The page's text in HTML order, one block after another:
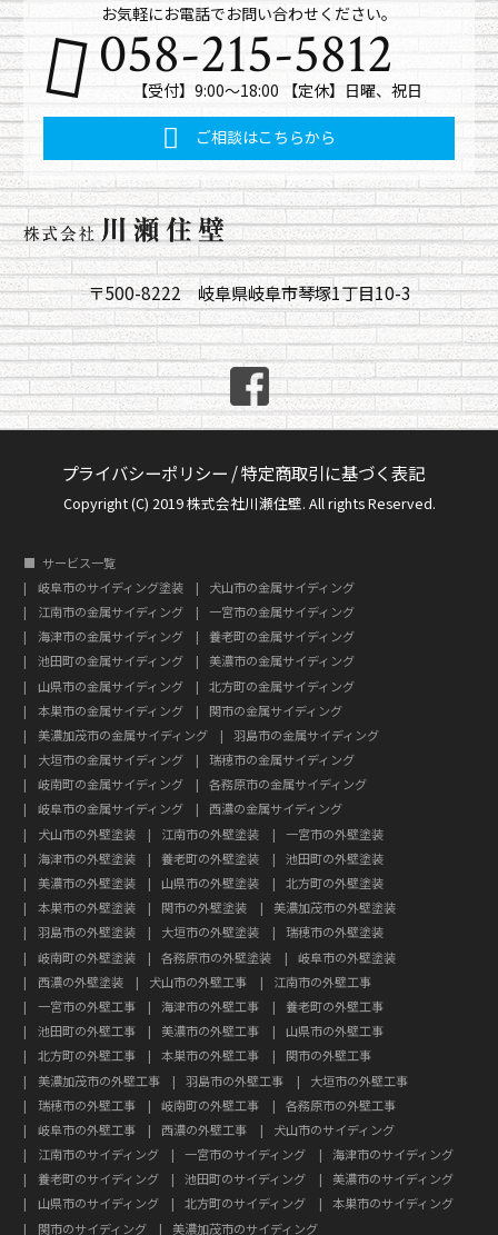
〒500-8222 岐阜県岐阜市琴塚1丁目10-3
お気軽にお電話でお問い合わせください。
058-215-5812
【受付】9:00～18:00 【定休】日曜、祝日
ご相談はこちらから
プライバシーポリシー /特定商取引に基づく表記
Copyright (C) 2019 株式会社川瀬住壁. All rights Reserved.
サービス一覧
岐阜市のサイディング塗装
犬山市の金属サイディング
江南市の金属サイディング
一宮市の金属サイディング
海津市の金属サイディング
養老町の金属サイディング
池田町の金属サイディング
美濃市の金属サイディング
山県市の金属サイディング
北方町の金属サイディング
本巣市の金属サイディング
関市の金属サイディング
美濃加茂市の金属サイディング
羽島市の金属サイディング
大垣市の金属サイディング
瑞穂市の金属サイディング
岐南町の金属サイディング
各務原市の金属サイディング
岐阜市の金属サイディング
西濃の金属サイディング
犬山市の外壁塗装
江南市の外壁塗装
一宮市の外壁塗装
海津市の外壁塗装
養老町の外壁塗装
池田町の外壁塗装
美濃市の外壁塗装
山県市の外壁塗装
北方町の外壁塗装
本巣市の外壁塗装
関市の外壁塗装
美濃加茂市の外壁塗装
羽島市の外壁塗装
大垣市の外壁塗装
瑞穂市の外壁塗装
岐南町の外壁塗装
各務原市の外壁塗装
岐阜市の外壁塗装
西濃の外壁塗装
犬山市の外壁工事
江南市の外壁工事
一宮市の外壁工事
海津市の外壁工事
養老町の外壁工事
池田町の外壁工事
美濃市の外壁工事
山県市の外壁工事
北方町の外壁工事
本巣市の外壁工事
関市の外壁工事
美濃加茂市の外壁工事
羽島市の外壁工事
大垣市の外壁工事
瑞穂市の外壁工事
岐南町の外壁工事
各務原市の外壁工事
岐阜市の外壁工事
西濃の外壁工事
犬山市のサイディング
江南市のサイディング
一宮市のサイディング
海津市のサイディング
養老町のサイディング
池田町のサイディング
美濃市のサイディング
山県市のサイディング
北方町のサイディング
本巣市のサイディング
関市のサイディング
美濃加茂市のサイディング